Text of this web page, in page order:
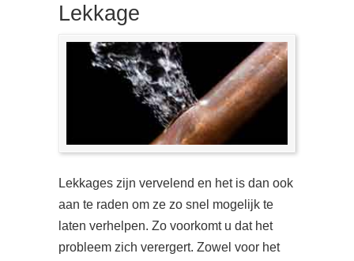
Lekkage
Lekkages zijn vervelend en het is dan ook
aan te raden om ze zo snel mogelijk te
laten verhelpen. Zo voorkomt u dat het
probleem zich verergert. Zowel voor het